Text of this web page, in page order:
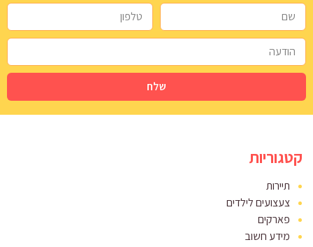
שלח
קטגוריות
תיירות
צעצועים לילדים
פארקים
מידע חשוב